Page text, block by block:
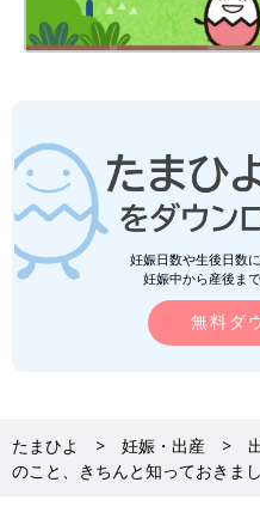
妊娠日数や生後日数
妊娠中から産後ま
無料ダ
たまひよ 妊娠・出産
のこと、きちんと知っておきま